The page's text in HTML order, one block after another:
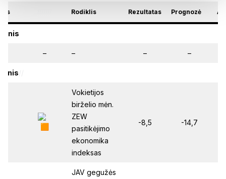
Rodiklis Rezultatas Prognozė///
– – – –
Vokietijos
birželio mėn.
ZEW
pasitikėjimo
ekonomika
indeksas
-8,5 -14,7
JAV gegužės